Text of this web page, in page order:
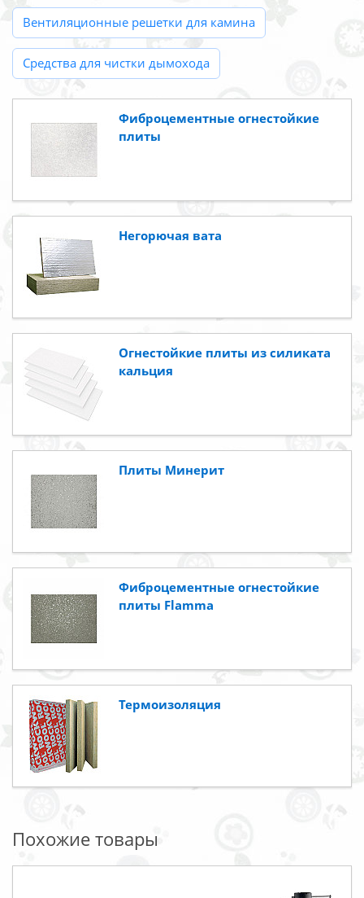
Вентиляционные решетки для камина
Средства для чистки дымохода
Фиброцементные огнестойкие
плиты
Негорючая вата
Огнестойкие плиты из силиката
кальция
Плиты Минерит
Фиброцементные огнестойкие
плиты Flamma
Термоизоляция
Похожие товары